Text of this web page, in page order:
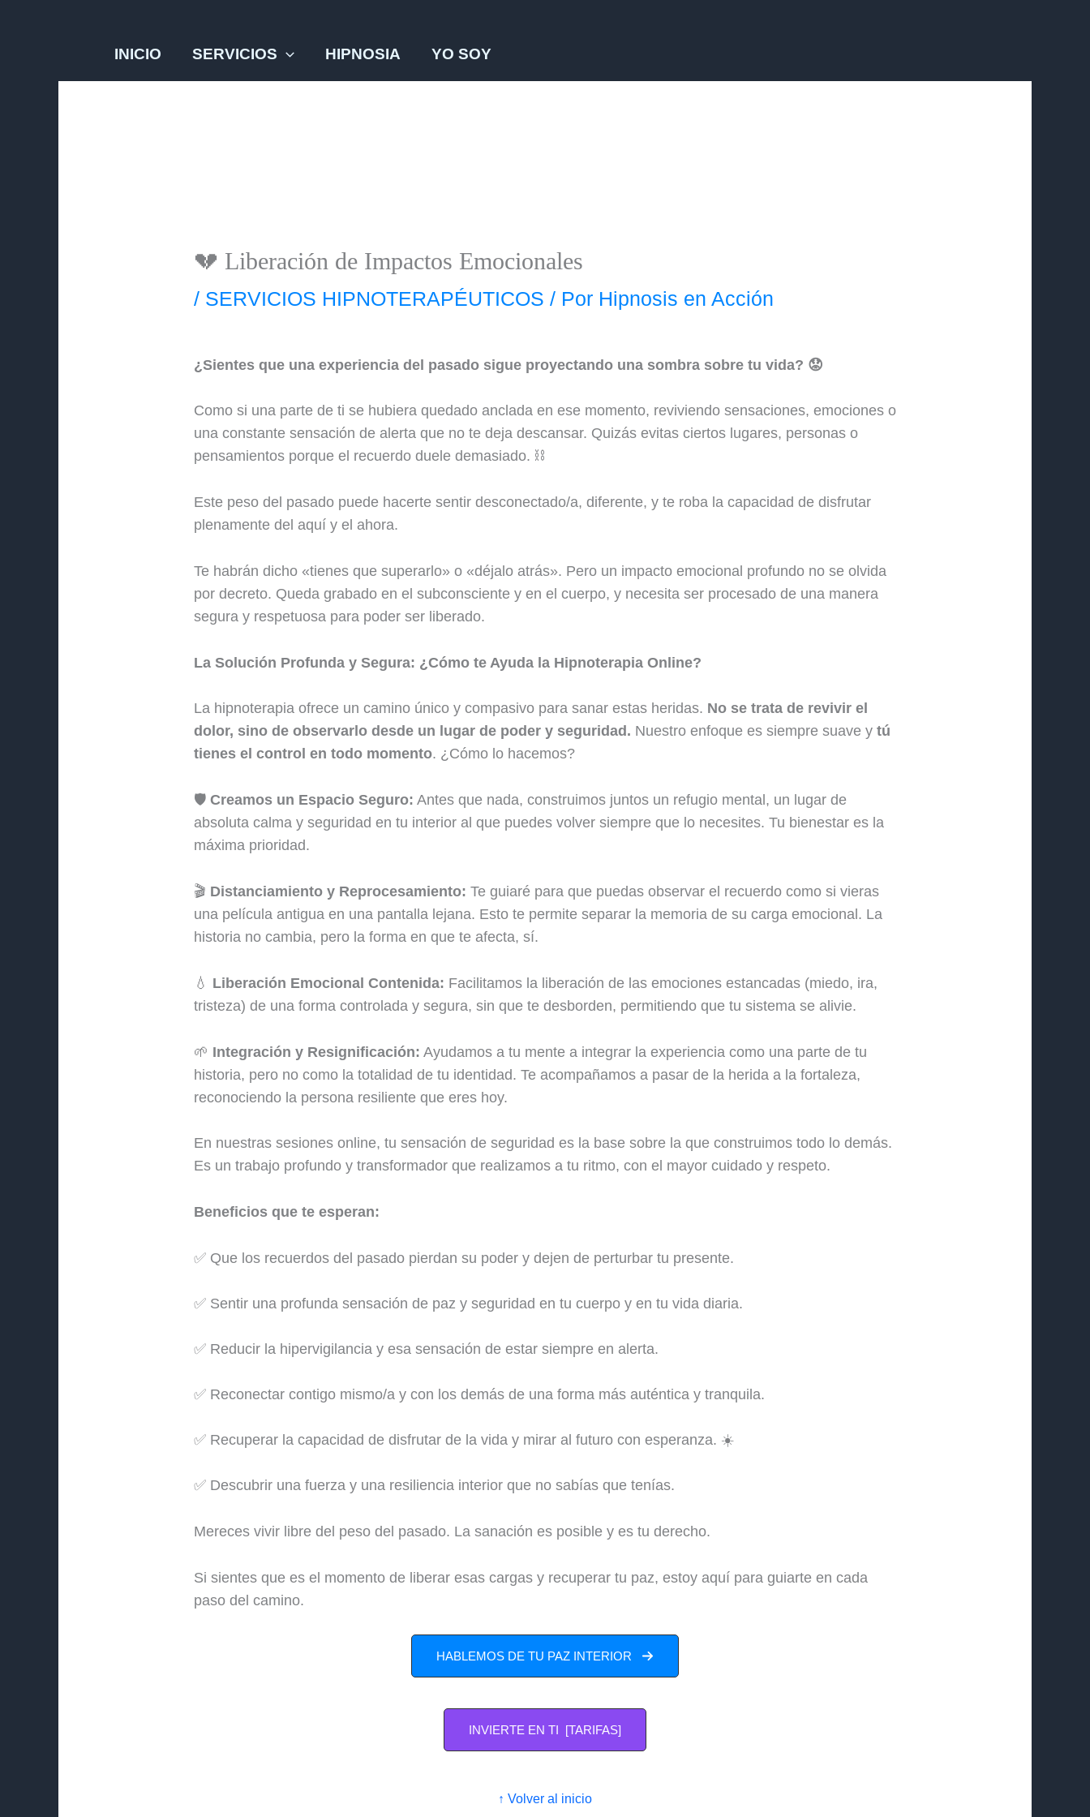
INICIO SERVICIOS HIPNOSIA YO SOY
💔 Liberación de Impactos Emocionales
/ SERVICIOS HIPNOTERAPÉUTICOS / Por Hipnosis en Acción
¿Sientes que una experiencia del pasado sigue proyectando una sombra sobre tu vida? 😟
Como si una parte de ti se hubiera quedado anclada en ese momento, reviviendo sensaciones, emociones o
una constante sensación de alerta que no te deja descansar. Quizás evitas ciertos lugares, personas o
pensamientos porque el recuerdo duele demasiado. ⛓️
Este peso del pasado puede hacerte sentir desconectado/a, diferente, y te roba la capacidad de disfrutar
plenamente del aquí y el ahora.
Te habrán dicho «tienes que superarlo» o «déjalo atrás». Pero un impacto emocional profundo no se olvida
por decreto. Queda grabado en el subconsciente y en el cuerpo, y necesita ser procesado de una manera
segura y respetuosa para poder ser liberado.
La Solución Profunda y Segura: ¿Cómo te Ayuda la Hipnoterapia Online?
La hipnoterapia ofrece un camino único y compasivo para sanar estas heridas. No se trata de revivir el
dolor, sino de observarlo desde un lugar de poder y seguridad. Nuestro enfoque es siempre suave y tú
tienes el control en todo momento. ¿Cómo lo hacemos?
🛡️ Creamos un Espacio Seguro: Antes que nada, construimos juntos un refugio mental, un lugar de
absoluta calma y seguridad en tu interior al que puedes volver siempre que lo necesites. Tu bienestar es la
máxima prioridad.
🎬 Distanciamiento y Reprocesamiento: Te guiaré para que puedas observar el recuerdo como si vieras
una película antigua en una pantalla lejana. Esto te permite separar la memoria de su carga emocional. La
historia no cambia, pero la forma en que te afecta, sí.
💧 Liberación Emocional Contenida: Facilitamos la liberación de las emociones estancadas (miedo, ira,
tristeza) de una forma controlada y segura, sin que te desborden, permitiendo que tu sistema se alivie.
🌱 Integración y Resignificación: Ayudamos a tu mente a integrar la experiencia como una parte de tu
historia, pero no como la totalidad de tu identidad. Te acompañamos a pasar de la herida a la fortaleza,
reconociendo la persona resiliente que eres hoy.
En nuestras sesiones online, tu sensación de seguridad es la base sobre la que construimos todo lo demás.
Es un trabajo profundo y transformador que realizamos a tu ritmo, con el mayor cuidado y respeto.
Beneficios que te esperan:
✅ Que los recuerdos del pasado pierdan su poder y dejen de perturbar tu presente.
✅ Sentir una profunda sensación de paz y seguridad en tu cuerpo y en tu vida diaria.
✅ Reducir la hipervigilancia y esa sensación de estar siempre en alerta.
✅ Reconectar contigo mismo/a y con los demás de una forma más auténtica y tranquila.
✅ Recuperar la capacidad de disfrutar de la vida y mirar al futuro con esperanza. ☀️
✅ Descubrir una fuerza y una resiliencia interior que no sabías que tenías.
Mereces vivir libre del peso del pasado. La sanación es posible y es tu derecho.
Si sientes que es el momento de liberar esas cargas y recuperar tu paz, estoy aquí para guiarte en cada
paso del camino.
HABLEMOS DE TU PAZ INTERIOR
INVIERTE EN TI [TARIFAS]
↑ Volver al inicio